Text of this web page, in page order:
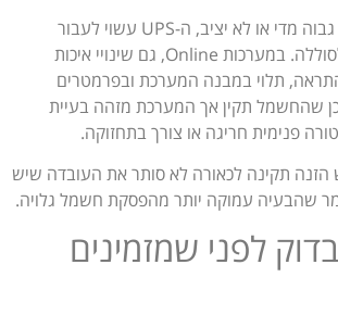
אם המתח נמוך מדי, גבוה מדי או לא יציב, ה-UPS עשוי לעבור
לעבודה מתקנת או לסוללה. במערכות Online, גם שינויי איכות
תלוי במבנה המערכת ובפרמטרים
שהחשמל תקין אך המערכת מזהה בעיית
פנימית חריגה או צורך בתחזוקה.
הזנה תקינה לכאורה לא סותר את העובדה שיש
שהבעיה עמוקה יותר מהפסקת חשמל גלויה.
לפני שמזמינים